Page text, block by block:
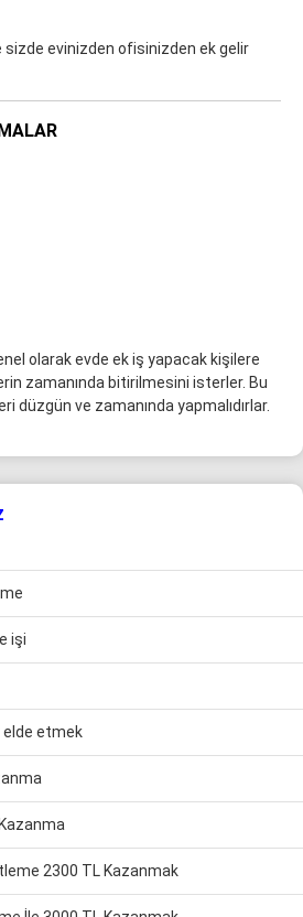
sizde evinizden ofisinizden ek gelir
olarak evde ek iş yapacak kişilere
zamanında bitirilmesini isterler. Bu
düzgün ve zamanında yapmalıdırlar.
işi
elde etmek
2300 TL Kazanmak